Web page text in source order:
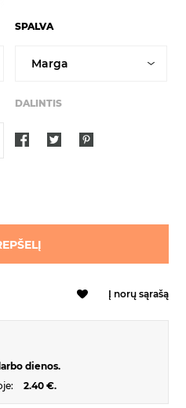
SPALVA
DALINTIS
Į norų sąrašą
dienos.
2.40 €.